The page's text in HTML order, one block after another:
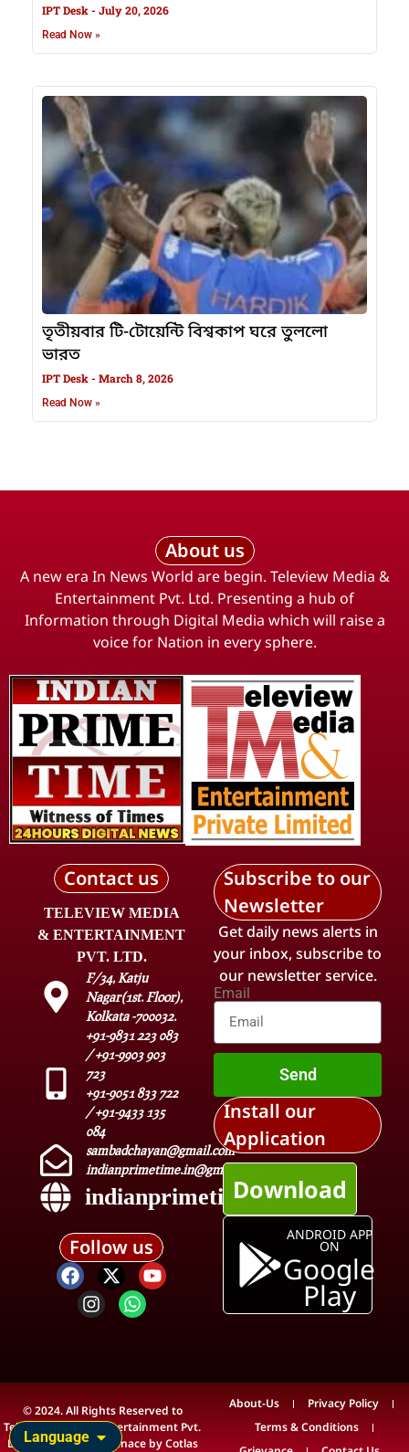
IPT Desk July 20, 2026
Read Now »
তৃতীয়বার টি-টোয়েন্টি বিশ্বকাপ ঘরে তুললো
ভারত
IPT Desk March 8, 2026
Read Now »
Language
About us
A new era In News World are begin. Teleview Media &
Entertainment Pvt. Ltd. Presenting a hub of
Information through Digital Media which will raise a
voice for Nation in every sphere.
Contact us
TELEVIEW MEDIA
& ENTERTAINMENT
PVT. LTD.
F/34, Katju
Nagar(1st. Floor),
Kolkata -700032.
+91-9831 223 083
/ +91-9903 903
723
+91-9051 833 722
/ +91-9433 135
084
sambadchayan@gmail.com
indianprimetime.in@gmail.com
indianprimetime.in
Follow us
Subscribe to our
Newsletter
Get daily news alerts in
your inbox, subscribe to
our newsletter service.
Email
Send
Install our
Application
Download
ANDROID APP
ON
Google
Play
© 2024. All Rights Reserved to
Teleview Media & Entertainment Pvt.
Ltd. Technical Maintenace byCotlas
About-Us
Privacy Policy
Terms & Conditions